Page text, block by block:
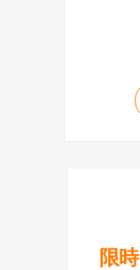
限時